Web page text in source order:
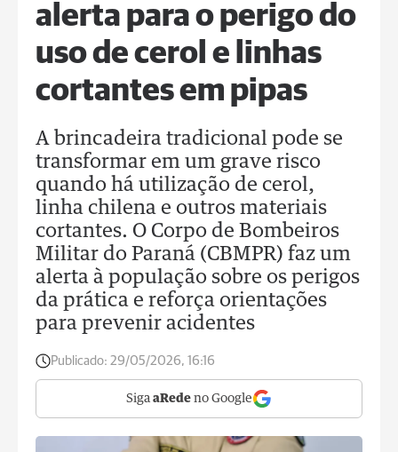
alerta para o perigo do
uso de cerol e linhas
cortantes em pipas
A brincadeira tradicional pode se
transformar em um grave risco
quando há utilização de cerol,
linha chilena e outros materiais
cortantes. O Corpo de Bombeiros
Militar do Paraná (CBMPR) faz um
alerta à população sobre os perigos
da prática e reforça orientações
para prevenir acidentes
Publicado: 29/05/2026, 16:16
Siga aRede no Google